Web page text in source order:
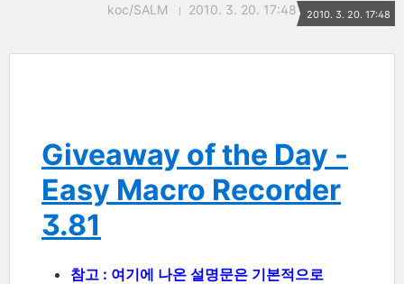
koc/SALM 2010. 3. 20. 17:48 2010. 3. 20. 17:48
Giveaway of the Day -
Easy Macro Recorder
3.81
참고 : 여기에 나온 설명문은 기본적으로